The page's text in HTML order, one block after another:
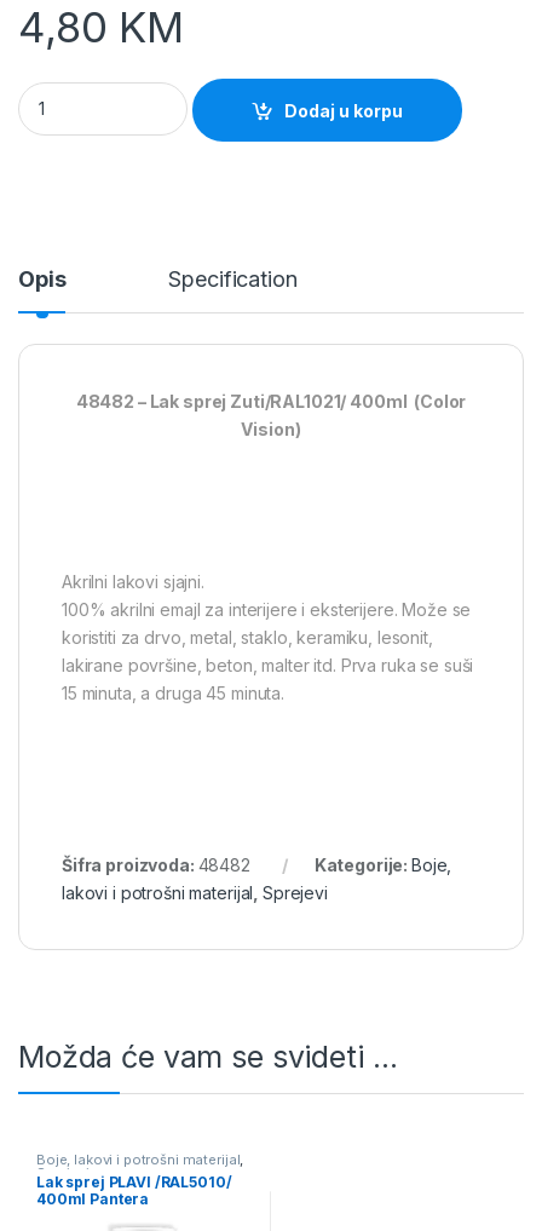
4,80 KM
Lak sprej ZUTI /RAL1021/ 400ml Pantera quantity
Dodaj u korpu
Opis Specification
48482 – Lak sprej Zuti/RAL1021/ 400ml (Color
Vision)
Akrilni lakovi sjajni.
100% akrilni emajl za interijere i eksterijere. Može se
koristiti za drvo, metal, staklo, keramiku, lesonit,
lakirane površine, beton, malter itd. Prva ruka se suši
15 minuta, a druga 45 minuta.
Šifra proizvoda: 48482 Kategorije: Boje,
lakovi i potrošni materijal , Sprejevi
Možda će vam se svideti …
Boje, lakovi i potrošni materijal,
Sprejevi
Lak sprej PLAVI /RAL5010/
400ml Pantera